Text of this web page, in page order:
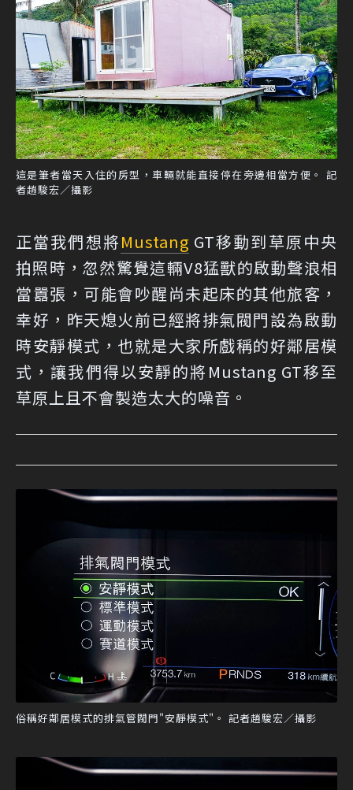
這是筆者當天入住的房型，車輛就能直接停在旁邊相當方便。 記
者趙駿宏／攝影
正當我們想將Mustang GT移動到草原中央
拍照時，忽然驚覺這輛V8猛獸的啟動聲浪相
當囂張，可能會吵醒尚未起床的其他旅客，
幸好，昨天熄火前已經將排氣閥門設為啟動
時安靜模式，也就是大家所戲稱的好鄰居模
式，讓我們得以安靜的將Mustang GT移至
草原上且不會製造太大的噪音。
俗稱好鄰居模式的排氣管閥門"安靜模式"。 記者趙駿宏／攝影